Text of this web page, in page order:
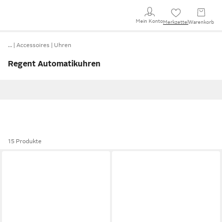
Mein KontoMerkzettel Warenkorb
… Accessoires Uhren
Regent Automatikuhren
15 Produkte